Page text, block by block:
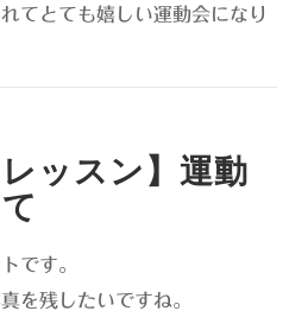
てとても嬉しい運動会になり
レッスン】運動
です。
を残したいですね。